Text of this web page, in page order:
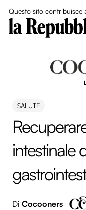
Questo sito contribuisce
SALUTE
intestinale
Di Cocooners